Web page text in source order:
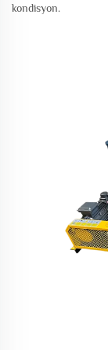
kondisyon.